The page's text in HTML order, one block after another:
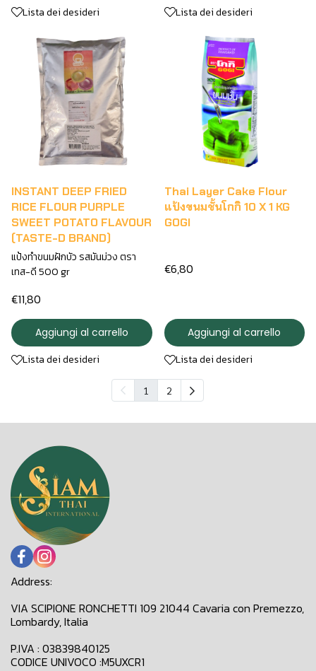
Lista dei desideri Lista dei desideri
INSTANT DEEP FRIED
RICE FLOUR PURPLE
SWEET POTATO FLAVOUR
(TASTE-D BRAND)
แป้งทำขนมฝักบัว รสมันม่วง ตรา
เทส-ดี 500 gr
€11,80
Aggiungi al carrello
Lista dei desideri
Thai Layer Cake Flour
แป้งขนมชั้นโกกิ 10 X 1 KG
GOGI
€6,80
Aggiungi al carrello
Lista dei desideri
1 2
Address:
VIA SCIPIONE RONCHETTI 109 21044 Cavaria con Premezzo,
Lombardy, Italia
P.IVA : 03839840125
CODICE UNIVOCO :M5UXCR1